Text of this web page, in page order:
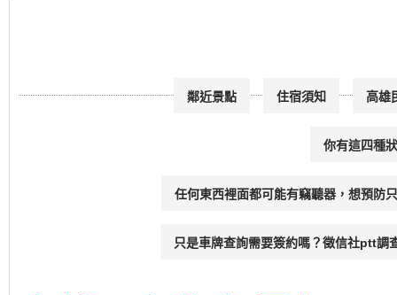
高雄
住宿須知
鄰近景點
你有這四種
任何東西裡面都可能有竊聽器，想預防
只是車牌查詢需要簽約嗎？徵信社ptt調